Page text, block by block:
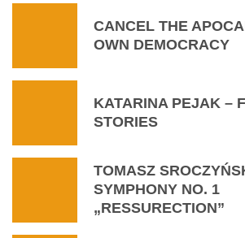
CANCEL THE
OWN DEMOCRACY
KATARINA PEJAK –
STORIES
TOMASZ
SYMPHONY NO. 1
„RESSURECTION”